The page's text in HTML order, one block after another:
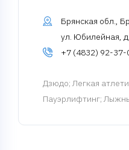
Брянская обл.,
ул. Юбилейная,
+7 (4832) 92-37-
Дзюдо; Легкая
Пауэрлифтинг;